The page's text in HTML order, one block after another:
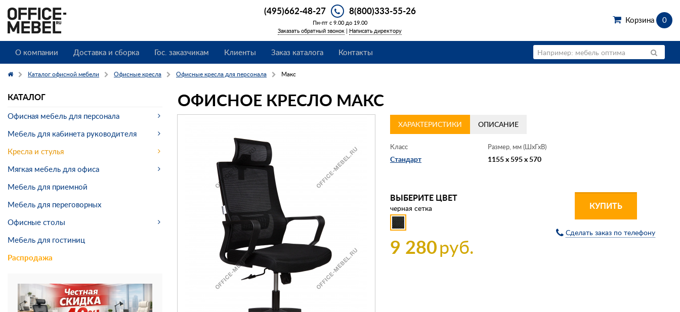
(495)662-48-27 8(800)333-55-26
Пн-пт с 9.00 до 19.00
Заказать обратный звонок | Написать директору
Корзина 0
О компании Доставка и сборка Гос. заказчикам Клиенты Заказ каталога Контакты
Каталог офисной мебели Офисные кресла Офисные кресла для персонала Макс
ОФИСНОЕ КРЕСЛО МАКС
ХАРАКТЕРИСТИКИ ОПИСАНИЕ
Класс
Стандарт
Размер, мм (ШхГхВ)
1155 x 595 x 570
ВЫБЕРИТЕ ЦВЕТ
черная сетка
9 280руб.
КУПИТЬ
Сделать заказ по телефону
КАТАЛОГ
Офисная мебель для персонала
Мебель для кабинета руководителя
Кресла и стулья
Мягкая мебель для офиса
Мебель для приемной
Мебель для переговорных
Офисные столы
Мебель для гостиниц
Распродажа